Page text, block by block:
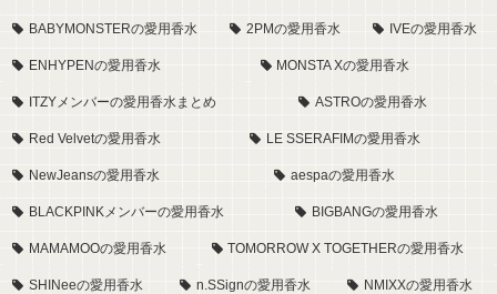
BABYMONSTERの愛用香水 2PMの愛用香水 IVEの愛用香水
ENHYPENの愛用香水 MONSTA Xの愛用香水
ITZYメンバーの愛用香水まとめ ASTROの愛用香水
Red Velvetの愛用香水 LE SSERAFIMの愛用香水
NewJeansの愛用香水 aespaの愛用香水
BLACKPINKメンバーの愛用香水 BIGBANGの愛用香水
MAMAMOOの愛用香水 TOMORROW X TOGETHERの愛用香水
SHINeeの愛用香水 n.SSignの愛用香水 NMIXXの愛用香水